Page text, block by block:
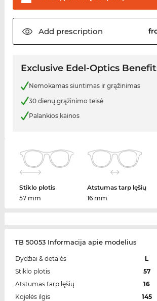
Add prescription
Exclusive Edel-Optics
Nemokamas siuntimas ir grąžinimas
30 dienų grąžinimo teisė
Palankios kainos
Stiklo plotis
57 mm
Atstumas tarp lęšių
16 mm
TB 50053 Informacija apie modelius
Dydžiai & detalės
L
Stiklo plotis
57
Atstumas tarp lęšių
16
Kojelės ilgis
145